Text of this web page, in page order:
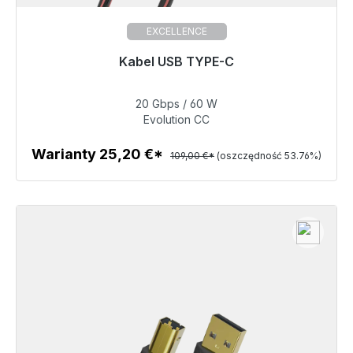
EXCELLENCE
Kabel USB TYPE-C
Gotowy do natychmiastowej wysyłki, czas dostawy
50,40 €
Szczegóły
20 Gbps / 60 W
Evolution CC
Warianty 25,20 €* 109,00 €* (oszczędność 53.76%)